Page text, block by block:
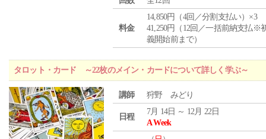
料金
14,850円（4回／分割支払い）×3
41,250円（12回／一括前納支払※
義開始前まで）
タロット・カード ～22枚のメイン・カードについて詳しく学ぶ～
講師 狩野 みどり
日程
7月 14日 ～ 12月 22日
A Week